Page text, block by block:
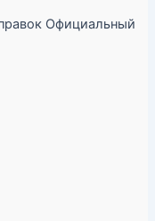
Официальный